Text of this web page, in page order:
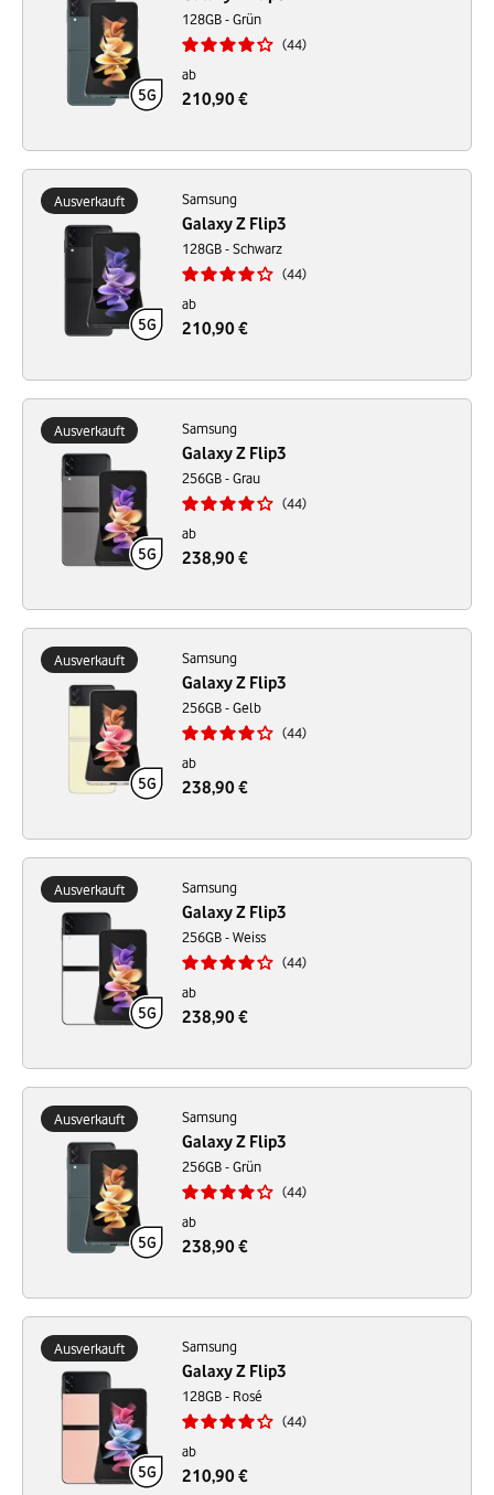
128GB - Grün
44
ab
210,90 €
Ausverkauft Samsung
Galaxy Z Flip3
128GB - Schwarz
44
ab
210,90 €
Ausverkauft Samsung
Galaxy Z Flip3
256GB - Grau
44
ab
238,90 €
Ausverkauft Samsung
Galaxy Z Flip3
256GB - Gelb
44
ab
238,90 €
Ausverkauft Samsung
Galaxy Z Flip3
256GB - Weiss
44
ab
238,90 €
Ausverkauft Samsung
Galaxy Z Flip3
256GB - Grün
44
ab
238,90 €
Ausverkauft Samsung
Galaxy Z Flip3
128GB - Rosé
44
ab
210,90 €